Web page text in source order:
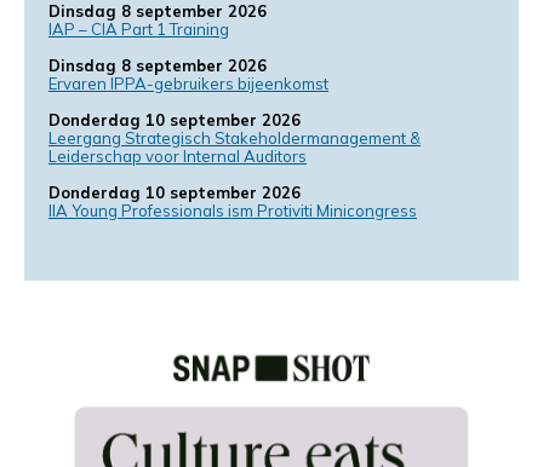
Dinsdag 8 september 2026
IAP – CIA Part 1 Training
Dinsdag 8 september 2026
Ervaren IPPA-gebruikers bijeenkomst
Donderdag 10 september 2026
Leergang Strategisch Stakeholdermanagement &
Leiderschap voor Internal Auditors
Donderdag 10 september 2026
IIA Young Professionals ism Protiviti Minicongress